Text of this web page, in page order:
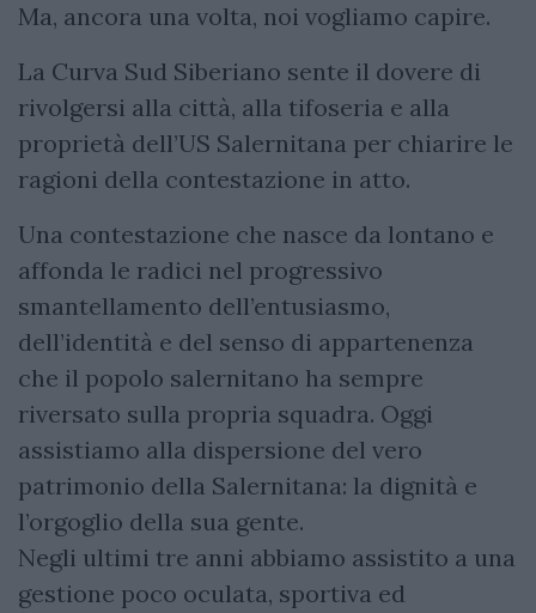
Ma, ancora una volta, noi vogliamo capire.
La Curva Sud Siberiano sente il dovere di
rivolgersi alla città, alla tifoseria e alla
proprietà dell’US Salernitana per chiarire le
ragioni della contestazione in atto.
Una contestazione che nasce da lontano e
affonda le radici nel progressivo
smantellamento dell’entusiasmo,
dell’identità e del senso di appartenenza
che il popolo salernitano ha sempre
riversato sulla propria squadra. Oggi
assistiamo alla dispersione del vero
patrimonio della Salernitana: la dignità e
l’orgoglio della sua gente.
Negli ultimi tre anni abbiamo assistito a una
gestione poco oculata, sportiva ed